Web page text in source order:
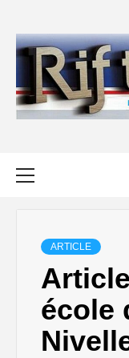
content
ARTICLE
école